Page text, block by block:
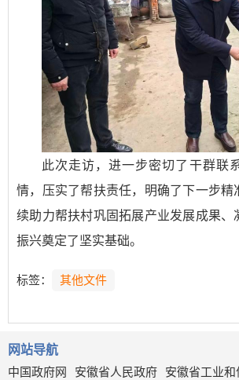
此次走访，进一步密切了干群联
情，压实了帮扶责任，明确了下一步精
续助力帮扶村巩固拓展产业发展成果、
振兴奠定了坚实基础。
标签： 其他文件
网站导航
中国政府网
安徽省人民政府
安徽省工业